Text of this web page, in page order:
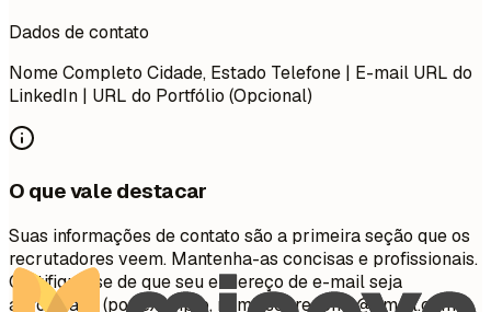
Dados de contato
Nome Completo Cidade, Estado Telefone | E-mail URL do
LinkedIn | URL do Portfólio (Opcional)
O que vale destacar
Suas informações de contato são a primeira seção que os
recrutadores veem. Mantenha-as concisas e profissionais.
Certifique-se de que seu endereço de e-mail seja
apropriado (por exemplo, nome.sobrenome@gmail.com).